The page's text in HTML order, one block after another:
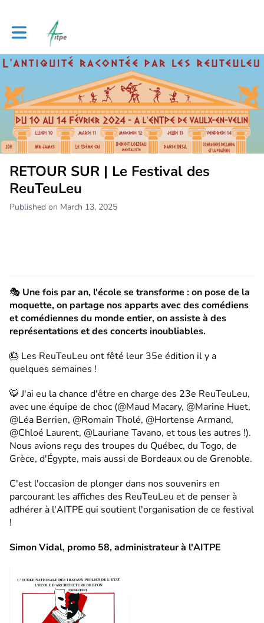
Toggle main navigation
RETOUR SUR | Le Festival des
ReuTeuLeu
Published on March 13, 2025
🎭 Une fois par an, l'école se transforme : on pose de la
moquette, on partage nos apparts avec des comédiens
et comédiennes du monde entier, on assiste à des
représentations et des concerts inoubliables.
🎂 Les ReuTeuLeu ont fêté leur 35e édition il y a
quelques semaines !
🐯 J'ai eu la chance d'être en charge des 23e ReuTeuLeu,
avec une équipe de choc (@Maud Macary, @Marine Huet,
@Léa Berrien, @Romain Tholé, @Hortense Armand,
@Chloé Laurent, @Lauriane Tavano, et tous les autres !).
Nous avions reçu des troupes du Québec, du Togo, de
Grèce, d'Égypte, mais aussi de Bordeaux ou de Grenoble.
C'est l'occasion de plonger dans nos souvenirs en
parcourant les affiches des ReuTeuLeu et de penser à
adhérer à l'AITPE qui soutient l'organisation de ce festival
!
Simon Vidal, promo 58, administrateur à l'AITPE